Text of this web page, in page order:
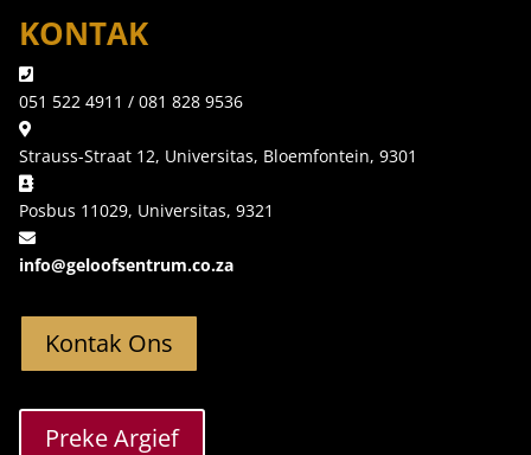
KONTAK
051 522 4911 / 081 828 9536
Strauss-Straat 12, Universitas, Bloemfontein, 9301
Posbus 11029, Universitas, 9321
info@geloofsentrum.co.za
Kontak Ons
Preke Argief